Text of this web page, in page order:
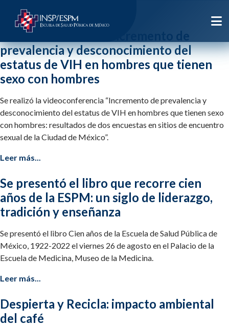
Etiqueta:
Se hace evidente el incremento de
prevalencia y desconocimiento del
estatus de VIH en hombres que tienen
sexo con hombres
Se realizó la videoconferencia “Incremento de prevalencia y
desconocimiento del estatus de VIH en hombres que tienen sexo
con hombres: resultados de dos encuestas en sitios de encuentro
sexual de la Ciudad de México”.
Leer más...
Se presentó el libro que recorre cien
años de la ESPM: un siglo de liderazgo,
tradición y enseñanza
Se presentó el libro Cien años de la Escuela de Salud Pública de
México, 1922-2022 el viernes 26 de agosto en el Palacio de la
Escuela de Medicina, Museo de la Medicina.
Leer más...
Despierta y Recicla: impacto ambiental
del café